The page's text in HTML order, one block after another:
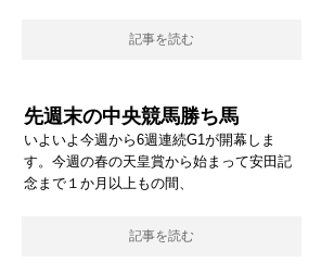
記事を読む
先週末の中央競馬勝ち馬
いよいよ今週から6週連続G1が開幕しま
す。今週の春の天皇賞から始まって安田記
念まで１か月以上もの間、
記事を読む